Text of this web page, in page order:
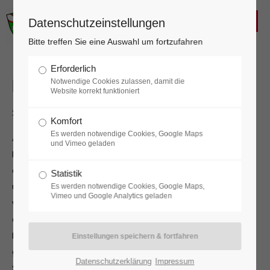
Login
Benutzername
Passwort
Anmelden
Fahrzeugbergung
28.01.2026 20:00
Auf einer eisglatten Forststraße, welche auch zu
Privatgrundstücken führt, rutschte eine Lenkerin mit
dem PKW in den Graben. Mit der Seilwinde des Unimog
und einer Umlenkrolle, konnte das Fahrzeug rasch
wieder auf die Fortstraße gezogen werden und
anschließend die fahrt fortsetzen.
Bei den derzeitigen Witterungen, steht unser
geländegängiges Einsatzfahrzeug mit montierten
Datenschutzeinstellungen
Bitte treffen Sie eine Auswahl um fortzufahren
Erforderlich
Notwendige Cookies zulassen, damit die
Website korrekt funktioniert
Komfort
Es werden notwendige Cookies, Google Maps
und Vimeo geladen
Statistik
Es werden notwendige Cookies, Google Maps,
Vimeo und Google Analytics geladen
Datenschutzerklärung Impressum
FREIWILLIGE FEUERWEHR
KALTENLEUTGEBEN